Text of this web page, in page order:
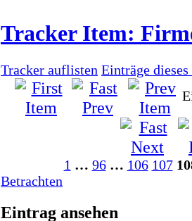
Tracker Item:
Tracker auflisten Einträge dieses
1 … 96 … 106 107
Betrachten
Eintrag ansehen